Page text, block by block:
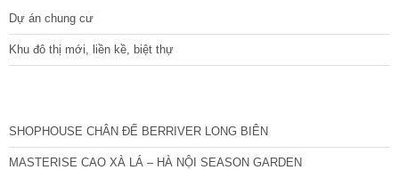
Dự án chung cư
Khu đô thị mới, liền kề, biệt thự
SHOPHOUSE CHÂN ĐẾ BERRIVER LONG BIÊN
MASTERISE CAO XÀ LÁ – HÀ NỘI SEASON GARDEN